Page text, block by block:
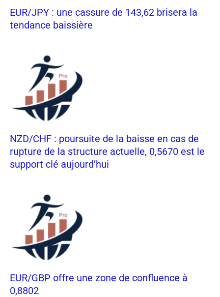
EUR/JPY : une cassure de 143,62 brisera la
tendance baissière
NZD/CHF : poursuite de la baisse en cas de
rupture de la structure actuelle, 0,5670 est le
support clé aujourd’hui
EUR/GBP offre une zone de confluence à
0,8802